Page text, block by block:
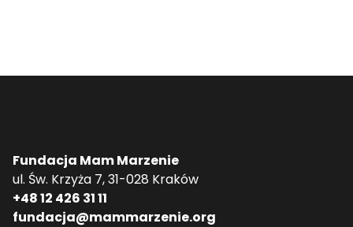
Fundacja Mam Marzenie
ul. Św. Krzyża 7, 31-028 Kraków
+48 12 426 31 11
fundacja@mammarzenie.org